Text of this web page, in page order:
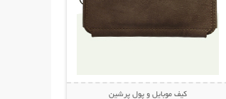
کیف موبایل و پول پرشین